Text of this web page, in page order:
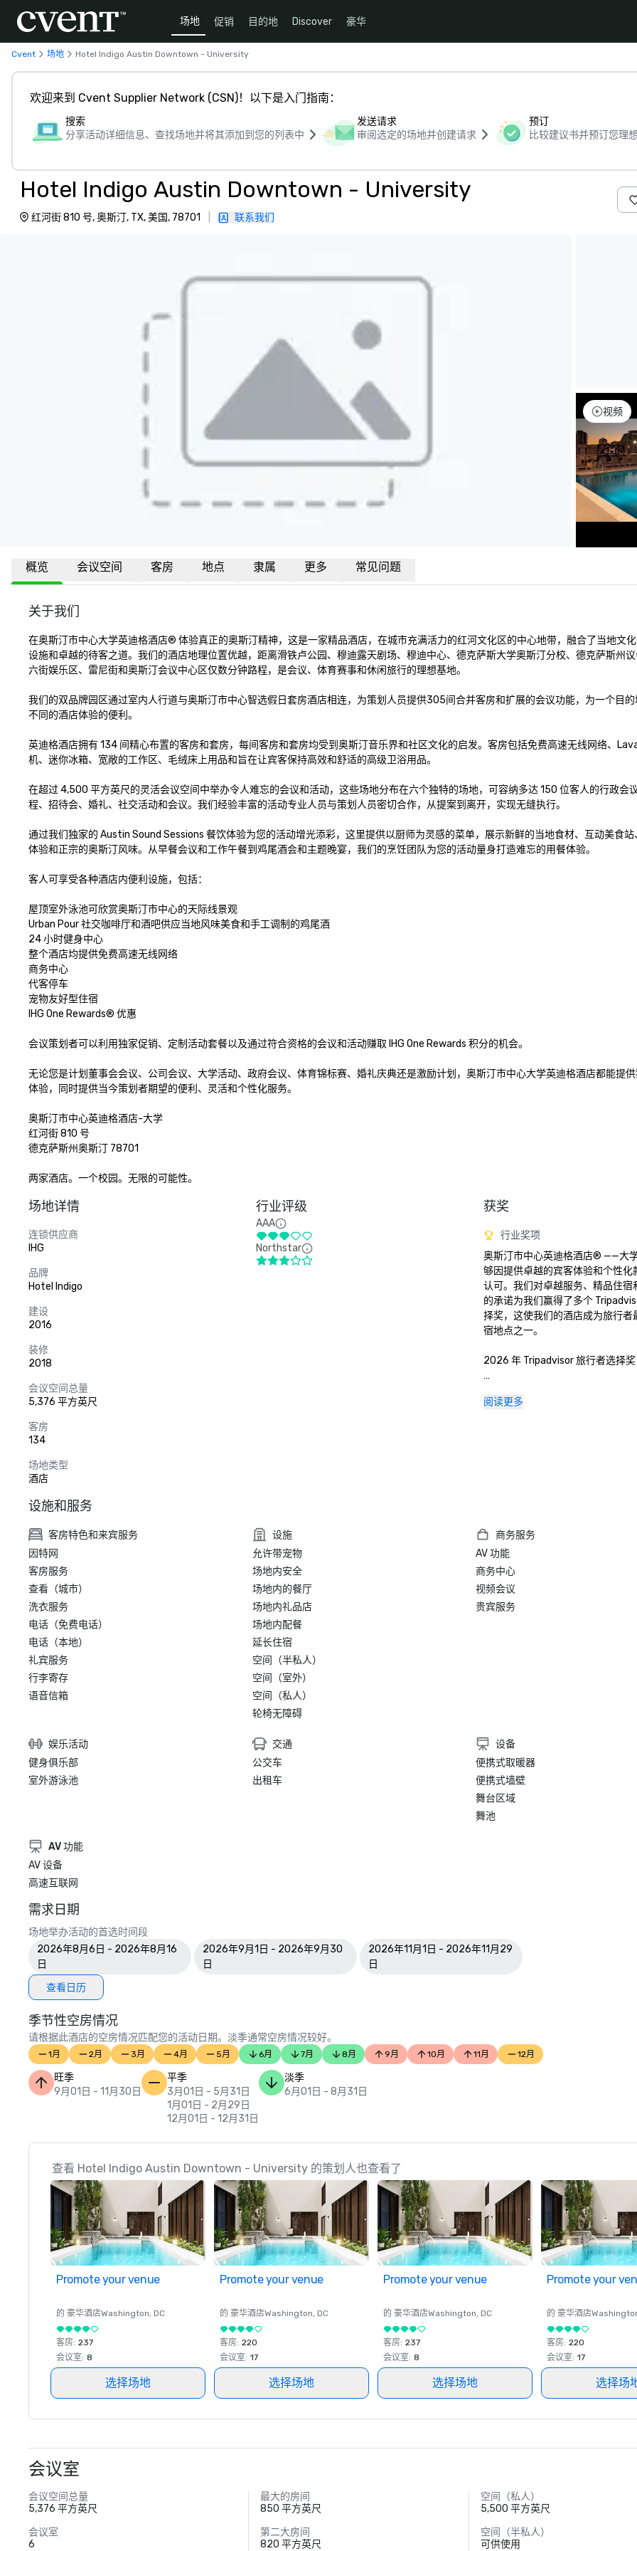
场地 促销 目的地 Discover 豪华
Cvent 场地 Hotel Indigo Austin Downtown - University
欢迎来到 Cvent Supplier Network (CSN)！以下是入门指南：
搜索
分享活动详细信息、查找场地并将其添加到您的列表中
发送请求
审阅选定的场地并创建请求
预订
比较建议书并预订您理
Hotel Indigo Austin Downtown - University
红河街 810 号, 奥斯汀, TX, 美国, 78701 联系我们
视频
概览 会议空间 客房 地点 隶属 更多 常见问题
关于我们
在奥斯汀市中心大学英迪格酒店® 体验真正的奥斯汀精神，这是一家精品酒店，在城市充满活力的红河文化区的中心地带，融合了当地文
设施和卓越的待客之道。我们的酒店地理位置优越，距离滑铁卢公园、穆迪露天剧场、穆迪中心、德克萨斯大学奥斯汀分校、德克萨斯州
六街娱乐区、雷尼街和奥斯汀会议中心区仅数分钟路程，是会议、体育赛事和休闲旅行的理想基地。
我们的双品牌园区通过室内人行道与奥斯汀市中心智选假日套房酒店相连，为策划人员提供305间合并客房和扩展的会议功能，为一个目
不同的酒店体验的便利。
英迪格酒店拥有 134 间精心布置的客房和套房，每间客房和套房均受到奥斯汀音乐界和社区文化的启发。客房包括免费高速无线网络、
机、迷你冰箱、宽敞的工作区、毛绒床上用品和旨在让宾客保持高效和舒适的高级卫浴用品。
在超过 4,500 平方英尺的灵活会议空间中举办令人难忘的会议和活动，这些场地分布在六个独特的场地，可容纳多达 150 位客人的行政会
程、招待会、婚礼、社交活动和会议。我们经验丰富的活动专业人员与策划人员密切合作，从提案到离开，实现无缝执行。
通过我们独家的 Austin Sound Sessions 餐饮体验为您的活动增光添彩，这里提供以厨师为灵感的菜单，展示新鲜的当地食材、互动美食站
体验和正宗的奥斯汀风味。从早餐会议和工作午餐到鸡尾酒会和主题晚宴，我们的烹饪团队为您的活动量身打造难忘的用餐体验。
客人可享受各种酒店内便利设施，包括：
屋顶室外泳池可欣赏奥斯汀市中心的天际线景观
Urban Pour 社交咖啡厅和酒吧供应当地风味美食和手工调制的鸡尾酒
24 小时健身中心
整个酒店均提供免费高速无线网络
商务中心
代客停车
宠物友好型住宿
IHG One Rewards® 优惠
会议策划者可以利用独家促销、定制活动套餐以及通过符合资格的会议和活动赚取 IHG One Rewards 积分的机会。
无论您是计划董事会会议、公司会议、大学活动、政府会议、体育锦标赛、婚礼庆典还是激励计划，奥斯汀市中心大学英迪格酒店都能提
体验，同时提供当今策划者期望的便利、灵活和个性化服务。
奥斯汀市中心英迪格酒店-大学
红河街 810 号
德克萨斯州奥斯汀 78701
两家酒店。一个校园。无限的可能性。
场地详情
连锁供应商
IHG
品牌
Hotel Indigo
建设
2016
装修
2018
会议空间总量
5,376 平方英尺
客房
134
场地类型
酒店
行业评级
AAA
Northstar
获奖
行业奖项
奥斯汀市中心英迪格酒店® ——大
够因提供卓越的宾客体验和个性化
认可。我们对卓越服务、精品住宿
的承诺为我们赢得了多个
择奖，这使我们的酒店成为旅行者
宿地点之一。
2026 年 Tripadvisor 旅行者选择奖
行者评论和评分的酒店。旅行者选
连续第二年获得 “旅行者选择奖”，
们持续致力于提供卓越的宾客满意
服务以及受奥斯汀市中心文化和活
品酒店体验。会议策划者和与会者
们细心的工作人员、灵活的活动空
红河文化区中心的黄金地段。
务，宾客旅程的方方面面都注重超
行业评级
AAA 评级
奥斯汀市中心英迪格酒店——大学获
阅读更多
设施和服务
客房特色和来宾服务
因特网
客房服务
查看（城市）
洗衣服务
电话（免费电话）
电话（本地）
礼宾服务
行李寄存
语音信箱
设施
允许带宠物
场地内安全
场地内的餐厅
场地内礼品店
场地内配餐
延长住宿
空间（半私人）
空间（室外）
空间（私人）
轮椅无障碍
商务服务
AV 功能
商务中心
视频会议
贵宾服务
娱乐活动
健身俱乐部
室外游泳池
交通
公交车
出租车
设备
便携式取暖器
便携式墙壁
舞台区域
舞池
AV 功能
AV 设备
高速互联网
需求日期
场地举办活动的首选时间段
2026年8月6日 - 2026年8月16
日
2026年9月1日 - 2026年9月30
日
2026年11月1日 - 2026年11月29
日
查看日历
季节性空房情况
请根据此酒店的空房情况匹配您的活动日期。淡季通常空房情况较好。
1月 2月 3月 4月 5月 6月 7月 8月 9月 10月 11月 12月
旺季
9月01日 - 11月30日
平季
3月01日 - 5月31日
1月01日 - 2月29日
12月01日 - 12月31日
淡季
6月01日 - 8月31日
查看 Hotel Indigo Austin Downtown - University 的策划人也查看了
Promote your venue
的 豪华酒店Washington, DC
客房: 237
会议室: 8
选择场地
Promote your venue
的 豪华酒店Washington, DC
客房: 220
会议室: 17
选择场地
Promote your venue
的 豪华酒店Washington, DC
客房: 237
会议室: 8
选择场地
Promote your
的 豪华酒店
客房: 220
会议室: 17
选择场
会议室
会议空间总量
5,376 平方英尺
最大的房间
850 平方英尺
空间（私人）
5,500 平方英尺
会议室
6
第二大房间
820 平方英尺
空间（半私人）
可供使用